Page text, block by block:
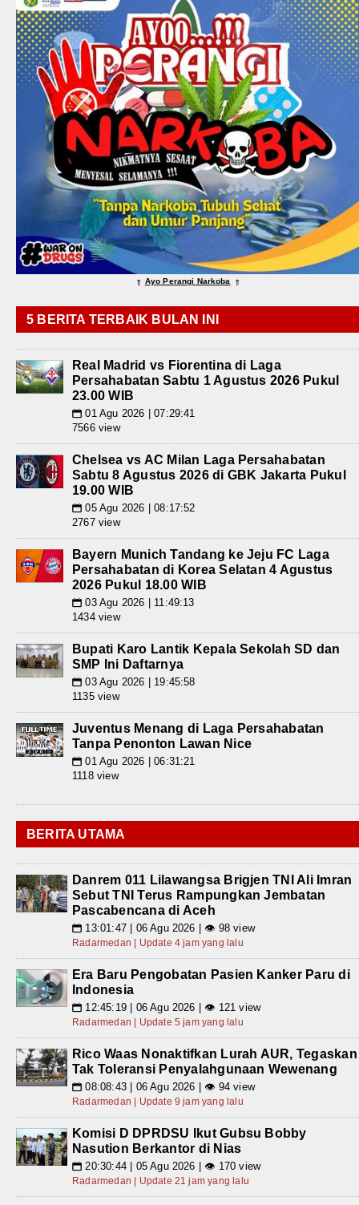
⇑ Ayo Perangi Narkoba ⇑
5 BERITA TERBAIK BULAN INI
Real Madrid vs Fiorentina di Laga
Persahabatan Sabtu 1 Agustus 2026 Pukul
23.00 WIB
📅 01 Agu 2026 | 07:29:41
7566 view
Chelsea vs AC Milan Laga Persahabatan
Sabtu 8 Agustus 2026 di GBK Jakarta Pukul
19.00 WIB
📅 05 Agu 2026 | 08:17:52
2767 view
Bayern Munich Tandang ke Jeju FC Laga
Persahabatan di Korea Selatan 4 Agustus
2026 Pukul 18.00 WIB
📅 03 Agu 2026 | 11:49:13
1434 view
Bupati Karo Lantik Kepala Sekolah SD dan
SMP Ini Daftarnya
📅 03 Agu 2026 | 19:45:58
1135 view
Juventus Menang di Laga Persahabatan
Tanpa Penonton Lawan Nice
📅 01 Agu 2026 | 06:31:21
1118 view
BERITA UTAMA
Danrem 011 Lilawangsa Brigjen TNI Ali Imran
Sebut TNI Terus Rampungkan Jembatan
Pascabencana di Aceh
📅 13:01:47 | 06 Agu 2026 | 👁 98 view
Radarmedan | Update 4 jam yang lalu
Era Baru Pengobatan Pasien Kanker Paru di
Indonesia
📅 12:45:19 | 06 Agu 2026 | 👁 121 view
Radarmedan | Update 5 jam yang lalu
Rico Waas Nonaktifkan Lurah AUR, Tegaskan
Tak Toleransi Penyalahgunaan Wewenang
📅 08:08:43 | 06 Agu 2026 | 👁 94 view
Radarmedan | Update 9 jam yang lalu
Komisi D DPRDSU Ikut Gubsu Bobby
Nasution Berkantor di Nias
📅 20:30:44 | 05 Agu 2026 | 👁 170 view
Radarmedan | Update 21 jam yang lalu